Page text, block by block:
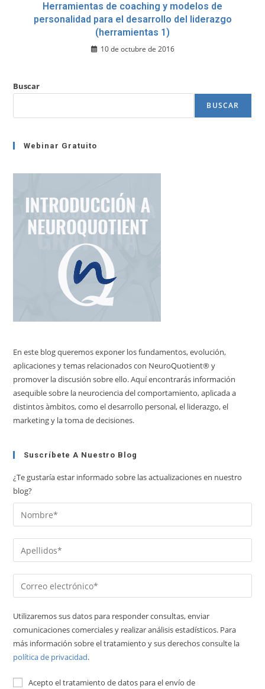
Herramientas de coaching y modelos de
personalidad para el desarrollo del liderazgo
(herramientas 1)
10 de octubre de 2016
Buscar
BUSCAR
Webinar Gratuito
En este blog queremos exponer los fundamentos, evolución,
aplicaciones y temas relacionados con NeuroQuotient® y
promover la discusión sobre ello. Aquí encontrarás información
asequible sobre la neurociencia del comportamiento, aplicada a
distintos àmbitos, como el desarrollo personal, el liderazgo, el
marketing y la toma de decisiones.
Suscríbete A Nuestro Blog
¿Te gustaría estar informado sobre las actualizaciones en nuestro
blog?
Utilizaremos sus datos para responder consultas, enviar
comunicaciones comerciales y realizar análisis estadísticos. Para
más información sobre el tratamiento y sus derechos consulte la
política de privacidad.
Acepto el tratamiento de datos para el envío de